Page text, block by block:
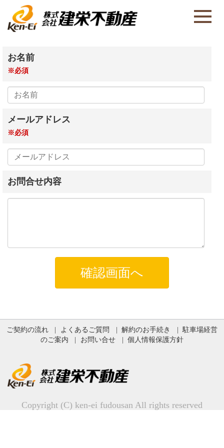
お名前
※必須
メールアドレス
※必須
お問合せ内容
ご契約の流れ よくあるご質問 解約のお手続き
駐車場経営
のご案内
お問い合せ 個人情報保護方針
Copyright (C) ken-ei fudousan All rights reserved